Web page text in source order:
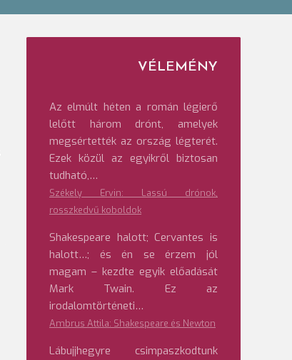
VÉLEMÉNY
Az elmúlt héten a román légierő
lelőtt három drónt, amelyek
megsértették az ország légterét.
Ezek közül az egyikről biztosan
tudható,…
Székely Ervin: Lassú drónok,
rosszkedvű koboldok
Shakespeare halott; Cervantes is
halott…; és én se érzem jól
magam – kezdte egyik előadását
Mark Twain. Ez az
irodalomtörténeti…
Ambrus Attila: Shakespeare és Newton
Lábujjhegyre csimpaszkodtunk